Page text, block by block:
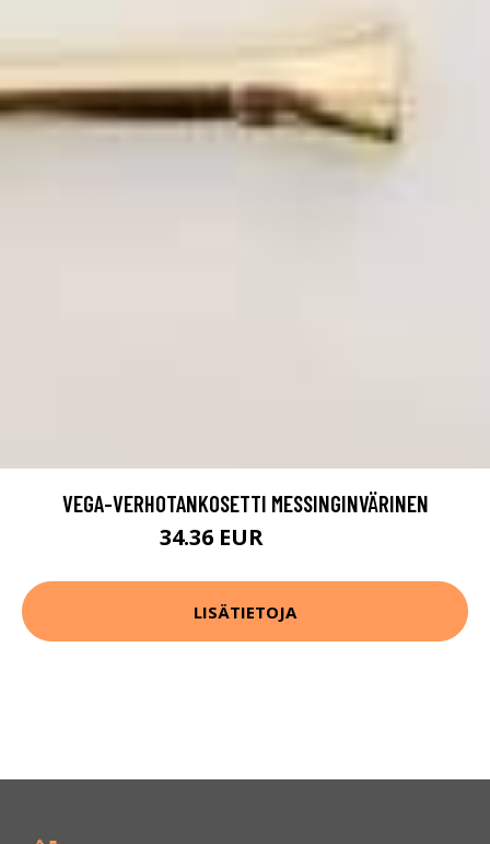
VEGA-VERHOTANKOSETTI MESSINGINVÄRINEN
34.36 EUR
LISÄTIETOJA